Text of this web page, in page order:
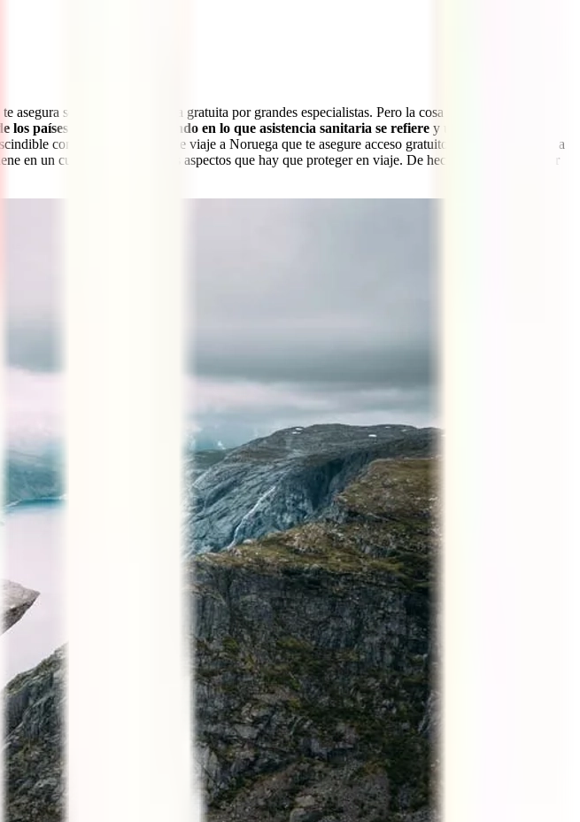
ser atendido de forma gratuita por grandes especialistas. Pero la cosa cambia totalmente
los países más caros del mundo en lo que asistencia sanitaria se refiere y un problema
contar con un seguro de viaje a Noruega que te asegure acceso gratuito, si fuera necesario, a
en un cuenta ninguno de los aspectos que hay que proteger en viaje. De hecho, te obliga a pagar